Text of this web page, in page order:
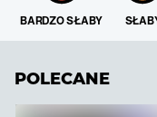
BARDZO SŁABY
POLECANE